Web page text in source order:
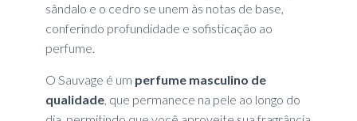
sândalo e o cedro se unem às notas de base,
conferindo profundidade e sofisticação ao
perfume.
O Sauvage é um perfume masculino de
qualidade, que permanece na pele ao longo do